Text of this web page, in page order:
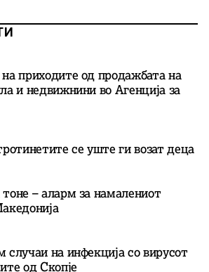
приходите од продажбата на
и недвижнини во Агенција за
се уште ги возат деца
– аларм за намалениот
на инфекција со вирусот
од Скопје